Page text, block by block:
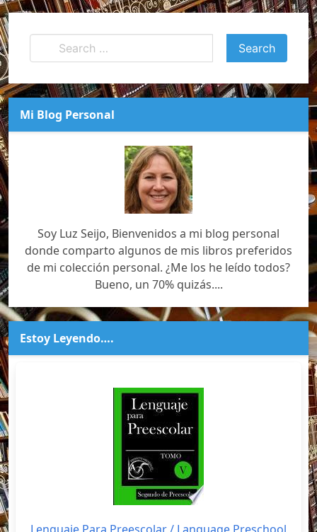
Mi Blog Personal
Soy Luz Seijo, Bienvenidos a mi blog personal
donde comparto algunos de mis libros preferidos
de mi colección personal. ¿Me los he leído todos?
Bueno, un 70% quizás....
Estoy Leyendo….